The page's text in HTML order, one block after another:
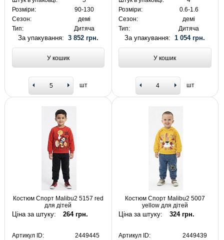
Розміри:
90-130
Сезон:
демі
Тип:
Дитяча
За упакування: 3 852 грн.
У кошик
шт
Розміри:
0.6-1.6
Сезон:
демі
Тип:
Дитяча
За упакування:1 054 грн.
У кошик
шт
Костюм Спорт Malibu2 5157 red
для дітей
Ціна за штуку: 264 грн.
Артикул ID:
2449445
Костюм Спорт Malibu2 5007
yellow для дітей
Ціна за штуку: 324 грн.
Артикул ID:
2449439